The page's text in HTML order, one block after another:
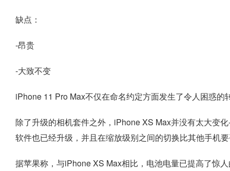
缺点：
-昂贵
-大致不变
iPhone 11 Pro Max不仅在命名约定方面发生了令人困惑
除了升级的相机套件之外，iPhone XS Max并没有太大变
软件也已经升级，并且在缩放级别之间的切换比其他手机
据苹果称，与iPhone XS Max相比，电池电量已提高了惊